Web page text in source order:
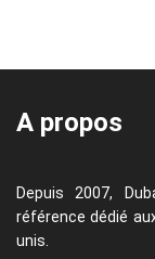
A propos
Depuis 2007,
référence dédié
unis.